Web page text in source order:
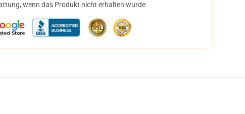
wenn das Produkt nicht erhalten wurde